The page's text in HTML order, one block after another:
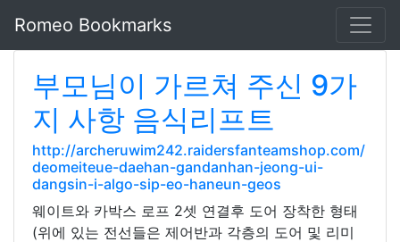
Romeo Bookmarks
부모님이 가르쳐 주신 9가
지 사항 음식리프트
http://archeruwim242.raidersfanteamshop.com/
deomeiteue-daehan-gandanhan-jeong-ui-
dangsin-i-algo-sip-eo-haneun-geos
웨이트와 카박스 로프 2셋 연결후 도어 장착한 형태
(위에 있는 전선들은 제어반과 각층의 도어 및 리미